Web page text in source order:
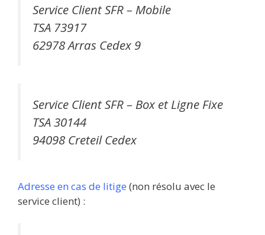
Service Client SFR – Mobile
TSA 73917
62978 Arras Cedex 9
Service Client SFR – Box et Ligne Fixe
TSA 30144
94098 Creteil Cedex
Adresse en cas de litige (non résolu avec le
service client) :